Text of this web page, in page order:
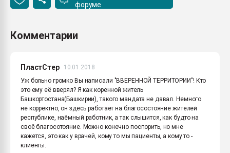
форуме
Комментарии
ПластСтер
10.01.2018
Уж больно громко Вы написали "ВВЕРЕННОЙ ТЕРРИТОРИИ"! Кто
это ему её вверял? Я как коренной житель
Башкортостана(Башкирии), такого мандата не давал. Немного
не корректно, он здесь работает на благосостояние жителей
республике, наёмный работник, а так слышится, как будто на
своё благосотояние. Можно конечно поспорить, но мне
кажется, это как у врачей, кому то мы пациенты, а кому то -
клиенты.